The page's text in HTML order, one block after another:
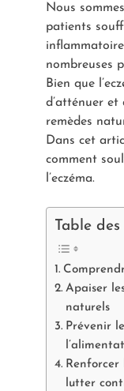
Nous
patients
nombreuses
Bien que
d’atténuer et
remèdes
Dans cet
comment
l’eczéma.
Table
Apaiser
naturels
Prévenir
lutter